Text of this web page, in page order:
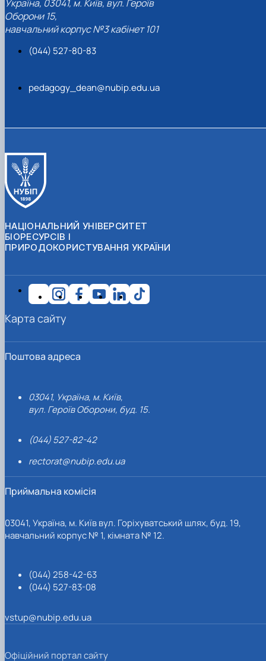
Україна, 03041, м. Київ, вул. Героїв
Оборони 15,
навчальний корпус №3 кабінет 101
(044) 527-80-83
pedagogy_dean@nubip.edu.ua
НАЦІОНАЛЬНИЙ УНІВЕРСИТЕТ
БІОРЕСУРСІВ І
ПРИРОДОКОРИСТУВАННЯ УКРАЇНИ
Поштова адреса
03041, Україна, м. Київ,
вул. Героїв Оборони, буд. 15.
(044) 527-82-42
rectorat@nubip.edu.ua
Приймальна комісія
03041, Україна, м. Київ вул. Горіхуватський шлях, буд. 19,
навчальний корпус № 1, кімната № 12.
(044) 258-42-63
(044) 527-83-08
vstup@nubip.edu.ua
Карта сайту
Офіційний портал сайту